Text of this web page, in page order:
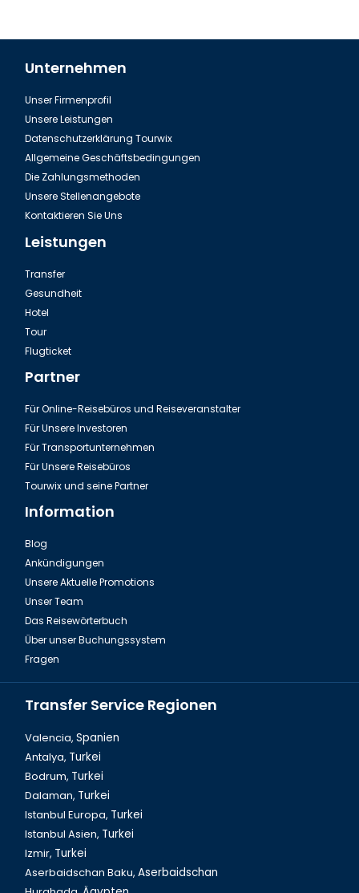
Flughafentransfer Antalya Belek
Dalyan Tour & Krabbenfischen in der Türkei
Unternehmen
Unser Firmenprofil
Unsere Leistungen
Datenschutzerklärung Tourwix
Allgemeine Geschäftsbedingungen
Die Zahlungsmethoden
Unsere Stellenangebote
Kontaktieren Sie Uns
Leistungen
Transfer
Gesundheit
Hotel
Tour
Flugticket
Partner
Für Online-Reisebüros und Reiseveranstalter
Für Unsere Investoren
Für Transportunternehmen
Für Unsere Reisebüros
Tourwix und seine Partner
Information
Blog
Ankündigungen
Unsere Aktuelle Promotions
Unser Team
Das Reisewörterbuch
Über unser Buchungssystem
Fragen
Transfer Service Regionen
Valencia, Spanien
Antalya, Turkei
Bodrum, Turkei
Dalaman, Turkei
Istanbul Europa, Turkei
Istanbul Asien, Turkei
Izmir, Turkei
Aserbaidschan Baku, Aserbaidschan